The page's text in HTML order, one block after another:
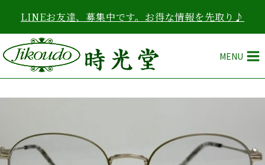
を
ス
キ
ッ
プ
LINEお友達、募集中です。お得な情報を先取り♪
MENU